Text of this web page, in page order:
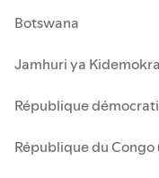
Botswana
Jamhuri ya
République
République du